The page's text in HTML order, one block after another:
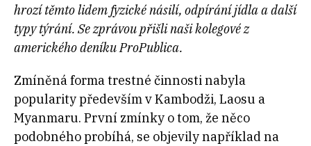
hrozí těmto lidem fyzické násilí, odpírání jídla a další
typy týrání. Se zprávou přišli naši kolegové z
amerického deníku ProPublica.
Zmíněná forma trestné činnosti nabyla
popularity především v Kambodži, Laosu a
Myanmaru. První zmínky o tom, že něco
podobného probíhá, se objevily například na